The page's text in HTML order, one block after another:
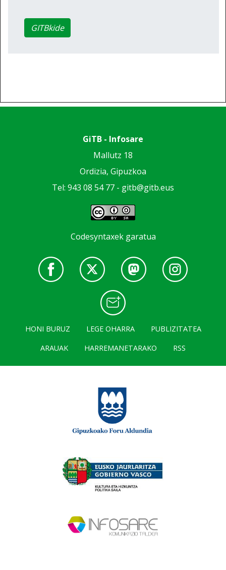
GITBkide
GiTB - Infosare
Mallutz 18
Ordizia, Gipuzkoa
Tel: 943 08 54 77 - gitb@gitb.eus
Codesyntaxek garatua
HONI BURUZ LEGE OHARRA
PUBLIZITATEA
ARAUAK
HARREMANETARAKO RSS